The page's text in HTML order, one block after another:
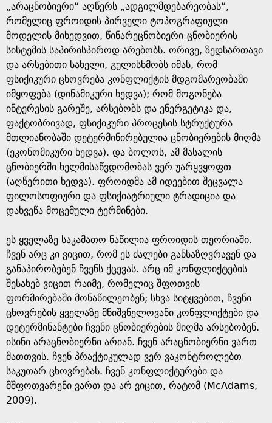
„არაცნობიერი“ აღწერს „ადგილმდებარეობას“,
რომელიც ფროიდის პირველი ტოპოგრაფიული
მოდელის მიხედვით, წინარეცნობიერი-ცნობიერის
სისტემის საპირისპიროდ არებობს. ორივე, ზედსართავი
და არსებითი სახელი, გულისხმობს იმას, რომ
ფსიქიკური ცხოვრება კონფლიქტის მდგომარეობაში
იმყოფება (დინამიკური ხედვა); რომ მოგონება
ინტერესის გარეშე, არსებობს და ენერგეტიკა და,
ფაქტობრივად, ფსიქიკური პროცესის სტრუქტურა
მთლიანობაში დეტერმინირებულია ცნობიერების მიღმა
(ეკონომიკური ხედვა). და ბოლოს, ამ მასალის
ცნობიერში ხელმისაწვდომობას ვერ უარყვყოფთ
(აღწერითი ხედვა). ფროიდმა ამ იდეებით შეცვალა
ფილოსოფიური და ფსიქიატრიული ტრადიცია და
დახვეწა მოცემული ტერმინები.
ეს ყველაზე საკამათო ნაწილია ფროიდის თეორიაში.
ჩვენ არც კი ვიცით, რომ ეს ძალები განსაზღვრავენ და
განაპირობებენ ჩვენს ქცევას. არც იმ კონფლიქტების
შესახებ ვიცით რაიმე, რომელიც შფოთვის
ფორმირებაში მონაწილეობენ; სხვა სიტყვებით, ჩვენი
ცხოვრების ყველაზე მნიშვნელოვანი კონფლიქტები და
დეტერმინანტები ჩვენი ცნობიერების მიღმა არსებობენ.
ისინი არაცნობიერნი არიან. ჩვენ არაცნობიერნი ვართ
მათთვის. ჩვენ პრაქტიკულად ვერ ვაკონტროლებთ
საკუთარ ცხოვრებას. ჩვენ კონფლიქტურები და
მშფოთვარენი ვართ და არ ვიცით, რატომ (McAdams,
2009).